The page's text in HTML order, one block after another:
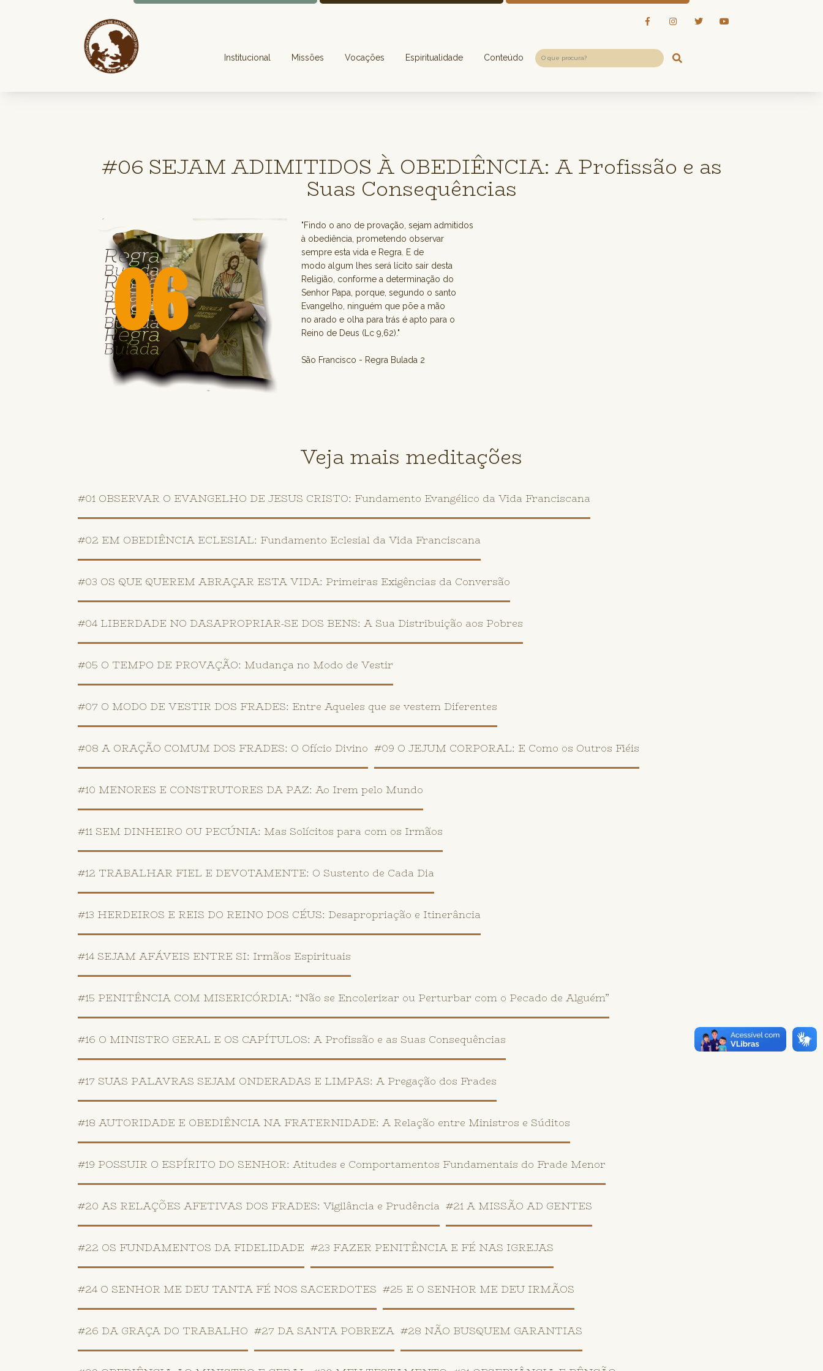
Institucional Missões Vocações Espiritualidade Conteúdo
#06 SEJAM ADIMITIDOS À OBEDIÊNCIA: A Profissão e as
Suas Consequências
"Findo o ano de provação, sejam admitidos
à obediência, prometendo observar
sempre esta vida e Regra. E de
modo algum lhes será lícito sair desta
Religião, conforme a determinação do
Senhor Papa, porque, segundo o santo
Evangelho, ninguém que põe a mão
no arado e olha para trás é apto para o
Reino de Deus (Lc 9,62)."
São Francisco - Regra Bulada 2
Veja mais meditações
#01 OBSERVAR O EVANGELHO DE JESUS CRISTO: Fundamento Evangélico da Vida Franciscana
#02 EM OBEDIÊNCIA ECLESIAL: Fundamento Eclesial da Vida Franciscana
#03 OS QUE QUEREM ABRAÇAR ESTA VIDA: Primeiras Exigências da Conversão
#04 LIBERDADE NO DASAPROPRIAR-SE DOS BENS: A Sua Distribuição aos Pobres
#05 O TEMPO DE PROVAÇÃO: Mudança no Modo de Vestir
#07 O MODO DE VESTIR DOS FRADES: Entre Aqueles que se vestem Diferentes
#08 A ORAÇÃO COMUM DOS FRADES: O Ofício Divino #09 O JEJUM CORPORAL: E Como os Outros Fiéis
#10 MENORES E CONSTRUTORES DA PAZ: Ao Irem pelo Mundo
#11 SEM DINHEIRO OU PECÚNIA: Mas Solícitos para com os Irmãos
#12 TRABALHAR FIEL E DEVOTAMENTE: O Sustento de Cada Dia
#13 HERDEIROS E REIS DO REINO DOS CÉUS: Desapropriação e Itinerância
#14 SEJAM AFÁVEIS ENTRE SI: Irmãos Espirituais
#15 PENITÊNCIA COM MISERICÓRDIA: “Não se Encolerizar ou Perturbar com o Pecado de Alguém”
#16 O MINISTRO GERAL E OS CAPÍTULOS: A Profissão e as Suas Consequências
#17 SUAS PALAVRAS SEJAM ONDERADAS E LIMPAS: A Pregação dos Frades
#18 AUTORIDADE E OBEDIÊNCIA NA FRATERNIDADE: A Relação entre Ministros e Súditos
#19 POSSUIR O ESPÍRITO DO SENHOR: Atitudes e Comportamentos Fundamentais do Frade Menor
#20 AS RELAÇÕES AFETIVAS DOS FRADES: Vigilância e Prudência #21 A MISSÃO AD GENTES
#22 OS FUNDAMENTOS DA FIDELIDADE #23 FAZER PENITÊNCIA E FÉ NAS IGREJAS
#24 O SENHOR ME DEU TANTA FÉ NOS SACERDOTES #25 E O SENHOR ME DEU IRMÃOS
#26 DA GRAÇA DO TRABALHO #27 DA SANTA POBREZA #28 NÃO BUSQUEM GARANTIAS